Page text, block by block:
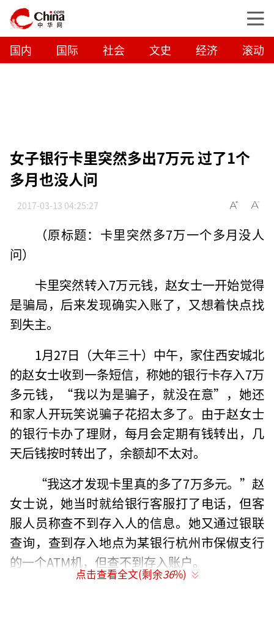
国内 国际 社会 文史 经济 滚动
女子银行卡里突然多出7万元 过了1个
多月也没人问
2017-03-13 04:25:27
（原标题：卡里突然多7万一个多月没人
问）
卡里突然转入7万元钱，赵女士一开始觉得
是骗局，后来发现确实入账了，又想着快点找
到失主。
1月27日（大年三十）中午，家住西安城北
的赵女士收到一条短信，称她的银行卡存入7万
多元钱，“我以为是骗子，就没在意”，她还
和家人开玩笑说骗子花招太多了。由于赵女士
的银行卡办了理财，每月会定期有钱转出，几
天后钱按时转出了，余额却不太对。
“我这才发现卡里真的多了7万多元。”赵
女士说，她当时就给银行客服打了电话，但客
服人员称查不到存入人的信息。她又通过银联
查询，查到存入地点为某银行杭州市保俶支行
的一个ATM机，但查不到存入账户。
点击查看全文(剩余36%)